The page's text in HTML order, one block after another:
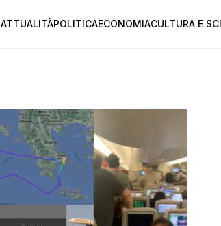
ATTUALITÀPOLITICAECONOMIACULTURA E